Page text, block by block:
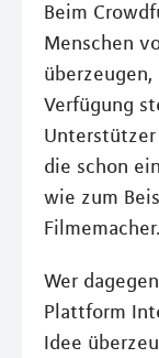
Beim
Menschen
Verfügung
Unterstützer
die schon
wie zum
Filmemacher.
Wer
Plattform
Idee